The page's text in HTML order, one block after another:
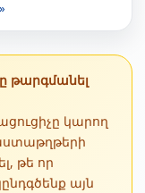
թարգմանել
կարող
թե որ
այն